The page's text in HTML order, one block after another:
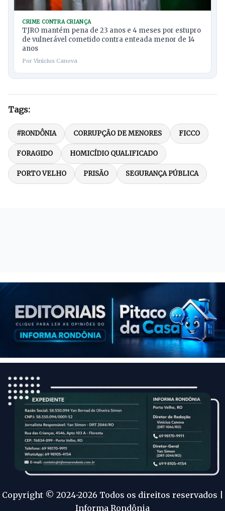
CRIME CONTRA CRIANÇA
TJRO mantém pena de 23 anos e 4 meses por estupro
de vulnerável cometido contra enteada menor de 14
anos
Por Vinicius Canova
Tags:
#RONDÔNIA CORRUPÇÃO DE MENORES FICCO
FORAGIDO HOMICÍDIO QUALIFICADO
PORTO VELHO PRISÃO SEGURANÇA PÚBLICA
Copyright © 2024-2026 Todos os direitos reservados |
Informa Rondônia